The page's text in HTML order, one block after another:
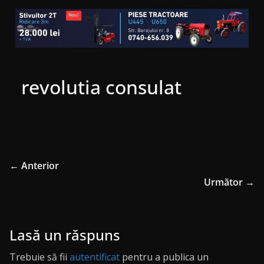
revolutia consulat
← Anterior
Următor →
Lasă un răspuns
Trebuie să fii autentificat pentru a publica un